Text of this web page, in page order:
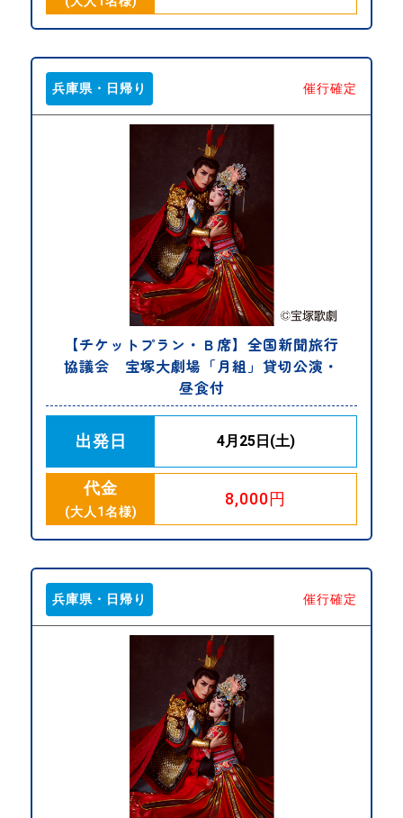
兵庫県・日帰り 催行確定
【チケットプラン・Ｂ席】全国新聞旅行
協議会 宝塚大劇場「月組」貸切公演・
昼食付
出発日 4月25日(土)
代金
(大人1名様)
8,000円
兵庫県・日帰り 催行確定